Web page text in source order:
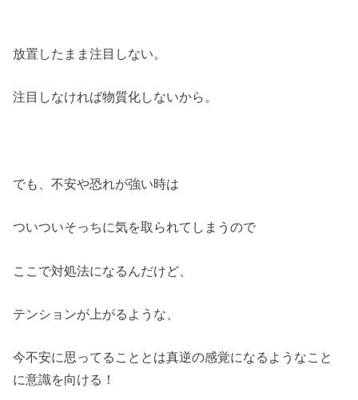
放置したまま注目しない。
注目しなければ物質化しないから。
でも、不安や恐れが強い時は
ついついそっちに気を取られてしまうので
ここで対処法になるんだけど、
テンションが上がるような、
今不安に思ってることとは真逆の感覚になるようなこと
に意識を向ける！